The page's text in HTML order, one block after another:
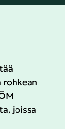
joissa